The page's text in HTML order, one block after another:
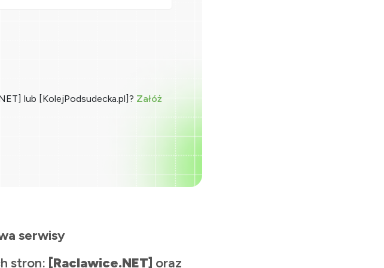
lub [KolejPodsudecka.pl]? Załóż
serwisy
stron: [Raclawice.NET] oraz